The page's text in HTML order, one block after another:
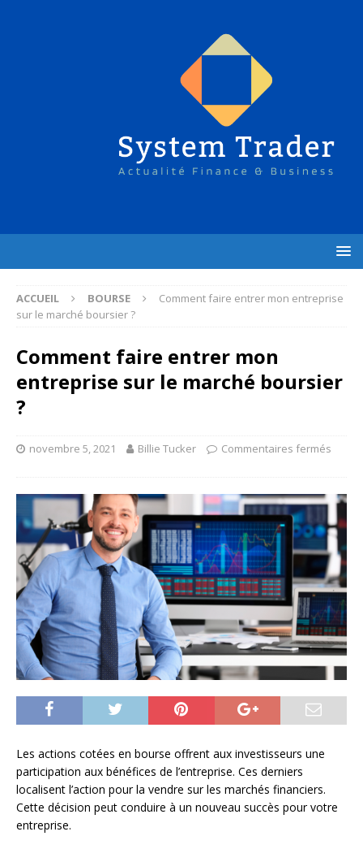
ACCUEIL BOURSE
Comment faire entrer mon entreprise
sur le marché boursier ?
Comment faire entrer mon
entreprise sur le marché boursier
?
novembre 5, 2021 Billie Tucker Commentaires fermés
Les actions cotées en bourse offrent aux investisseurs une
participation aux bénéfices de l’entreprise. Ces derniers
localisent l’action pour la vendre sur les marchés financiers.
Cette décision peut conduire à un nouveau succès pour votre
entreprise.